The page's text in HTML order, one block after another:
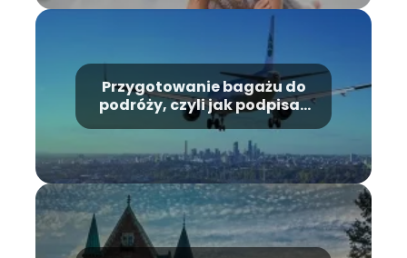
Przygotowanie bagażu do
podróży, czyli jak podpisać
bagaż do samolotu?